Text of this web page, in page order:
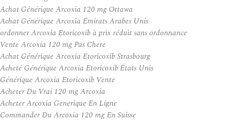
Achat Générique Arcoxia 120 mg Ottawa
Achat Générique Arcoxia Émirats Arabes Unis
ordonner Arcoxia Etoricoxib à prix réduit sans ordonnance
Vente Arcoxia 120 mg Pas Chere
Achat Générique Arcoxia Etoricoxib Strasbourg
Acheté Générique Arcoxia Etoricoxib États Unis
Générique Arcoxia Etoricoxib Vente
Acheter Du Vrai 120 mg Arcoxia
Acheter Arcoxia Generique En Ligne
Commander Du Arcoxia 120 mg En Suisse